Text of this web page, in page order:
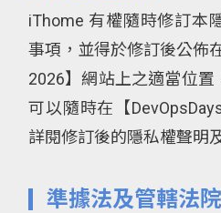
iThome 有權隨時修訂本
事項，並得於修訂後公佈
2026】網站上之適當位
可以隨時在【
詳閱修訂後的隱私權聲明
準據法及管轄法院